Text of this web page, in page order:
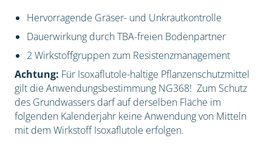
Hervorragende Gräser- und Unkrautkontrolle
Dauerwirkung durch TBA-freien Bodenpartner
2 Wirkstoffgruppen zum Resistenzmanagement
Achtung: Für Isoxaflutole-haltige Pflanzenschutzmittel
gilt die Anwendungsbestimmung NG368! Zum Schutz
des Grundwassers darf auf derselben Fläche im
folgenden Kalenderjahr keine Anwendung von Mitteln
mit dem Wirkstoff Isoxaflutole erfolgen.